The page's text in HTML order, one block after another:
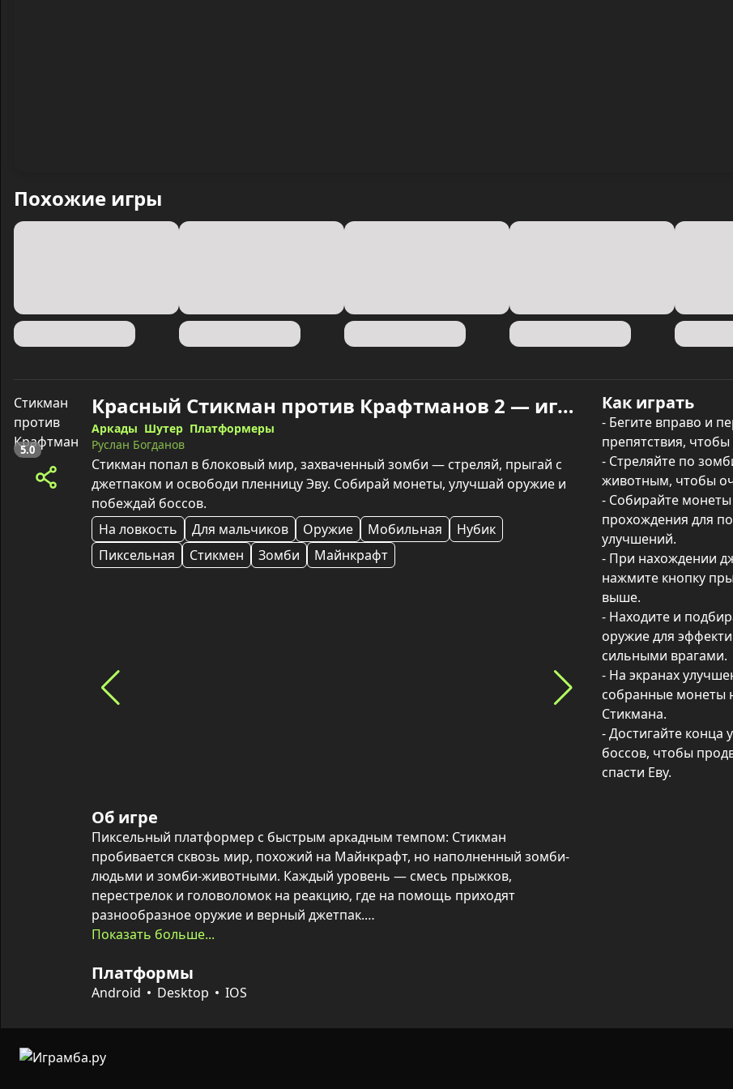
Похожие игры
5.0
Красный Стикман против Крафтманов 2 — играть онлайн
Аркады Шутер Платформеры
Руслан Богданов
Стикман попал в блоковый мир, захваченный зомби — стреляй, прыгай с
джетпаком и освободи пленницу Эву. Собирай монеты, улучшай оружие и
побеждай боссов.
На ловкость
Для мальчиков Оружие Мобильная
Нубик
Пиксельная
Стикмен Зомби Майнкрафт
Как играть
- Бегите вправо и
препятствия,
- Стреляйте по
животным, чтобы
- Собирайте
прохождения для
улучшений.
- При нахождении
нажмите кнопку
выше.
- Находите и
оружие для
сильными врагами.
- На экранах
собранные монеты
Стикмана.
- Достигайте конца
боссов, чтобы
спасти Еву.
Об игре
Пиксельный платформер с быстрым аркадным темпом: Стикман
пробивается сквозь мир, похожий на Майнкрафт, но наполненный зомби-
людьми и зомби-животными. Каждый уровень — смесь прыжков,
перестрелок и головоломок на реакцию, где на помощь приходят
разнообразное оружие и верный джетпак.
шансы на выживание — а спасённая Эва сможет выручить в самых трудных
моментах. В конце каждого этапа ждут усиленные противники и бои с
Показать больше...
Платформы
Android Desktop IOS